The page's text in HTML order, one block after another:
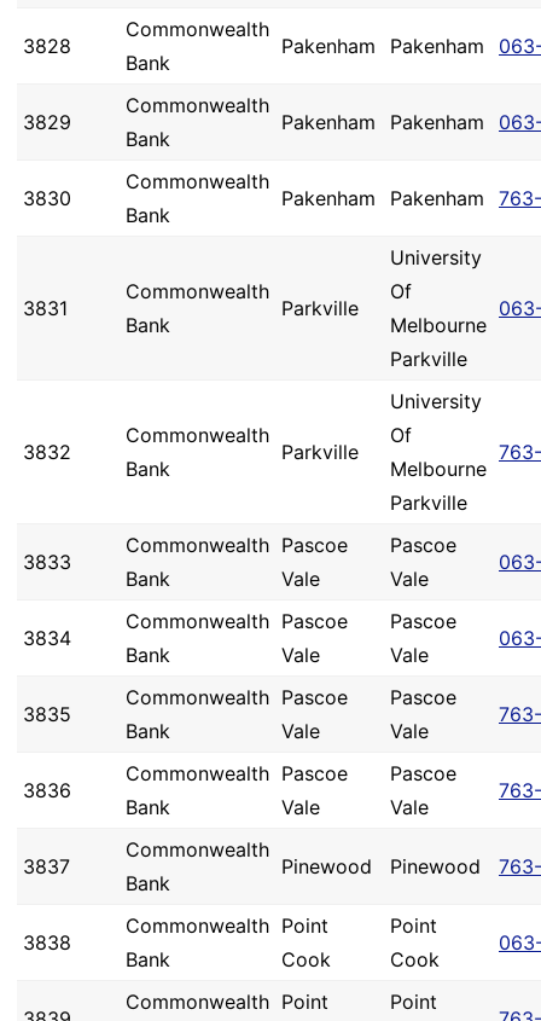
3828
Commonwealth
Bank
Pakenham Pakenham
3829
Commonwealth
Bank
Pakenham Pakenham
3830
Commonwealth
Bank
Pakenham Pakenham
3831
Commonwealth
Bank
Parkville
University
Of
Melbourne
Parkville
3832
Commonwealth
Bank
Parkville
University
Of
Melbourne
Parkville
3833
Commonwealth
Bank
Pascoe
Vale
Pascoe
Vale
3834
Commonwealth
Bank
Pascoe
Vale
Pascoe
Vale
3835
Commonwealth
Bank
Pascoe
Vale
Pascoe
Vale
3836
Commonwealth
Bank
Pascoe
Vale
Pascoe
Vale
3837
Commonwealth
Bank
Pinewood Pinewood
3838
Commonwealth
Bank
Point
Cook
Point
Cook
Commonwealth Point
Point